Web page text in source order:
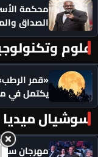
محكمة
الصداق
علوم
«قمر
يكتمل في
سوشيال ميديا
مهرجان